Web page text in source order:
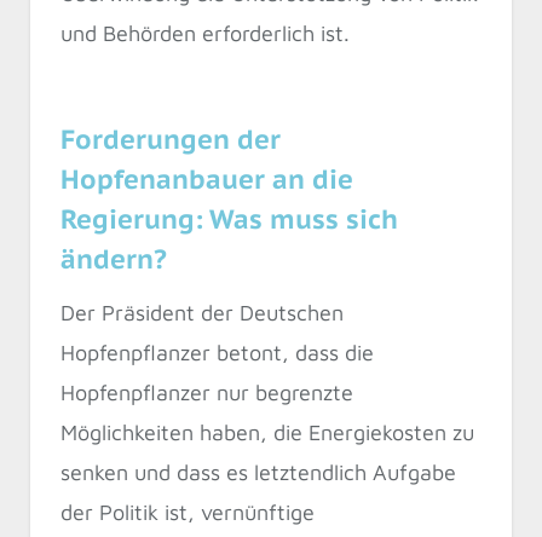
und Behörden erforderlich ist.
Forderungen der
Hopfenanbauer an die
Regierung: Was muss sich
ändern?
Der Präsident der Deutschen
Hopfenpflanzer betont, dass die
Hopfenpflanzer nur begrenzte
Möglichkeiten haben, die Energiekosten zu
senken und dass es letztendlich Aufgabe
der Politik ist, vernünftige